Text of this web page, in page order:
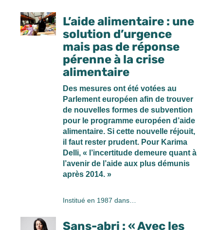
L’aide alimentaire : une
solution d’urgence
mais pas de réponse
pérenne à la crise
alimentaire
Des mesures ont été votées au
Parlement européen afin de trouver
de nouvelles formes de subvention
pour le programme européen d’aide
alimentaire. Si cette nouvelle réjouit,
il faut rester prudent. Pour Karima
Delli, « l’incertitude demeure quant à
l’avenir de l’aide aux plus démunis
après 2014. »
Institué en 1987 dans…
Sans-abri : « Avec les